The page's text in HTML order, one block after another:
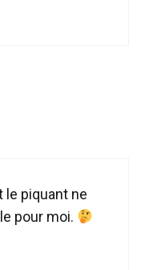
piquant ne
pour moi.